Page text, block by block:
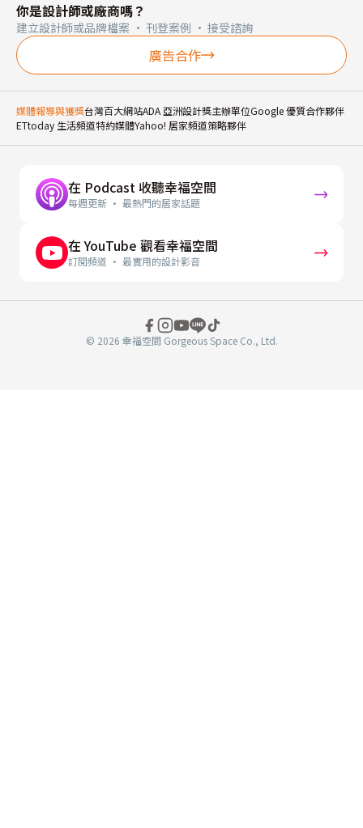
你是設計師或廠商嗎？
建立設計師或品牌檔案 · 刊登案例 · 接受諮詢
廣告合作
媒體報導與獲獎台灣百大網站ADA 亞洲設計獎主辦單位Google 優質合作夥伴
ETtoday 生活頻道特約媒體Yahoo! 居家頻道策略夥伴
在 Podcast 收聽幸福空間
每週更新 · 最熱門的居家話題
在 YouTube 觀看幸福空間
訂閱頻道 · 最實用的設計影音
© 2026 幸福空間 Gorgeous Space Co., Ltd.